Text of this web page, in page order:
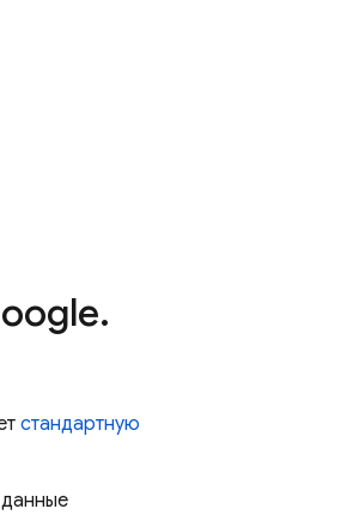
.
стандартную
данные